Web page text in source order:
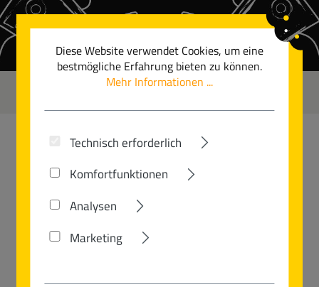
Zum Hauptinhalt springen
LC-70 EVO DIAMANT
Bildergalerie überspringen
Diese Website verwendet Cookies, um eine
bestmögliche Erfahrung bieten zu können.
Mehr Informationen ...
Technisch erforderlich
Komfortfunktionen
Analysen
Marketing